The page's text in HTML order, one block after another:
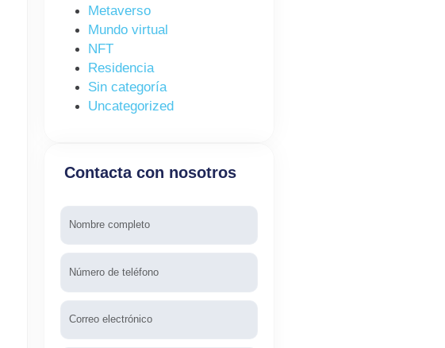
Metaverso
Mundo virtual
NFT
Residencia
Sin categoría
Uncategorized
Contacta con nosotros